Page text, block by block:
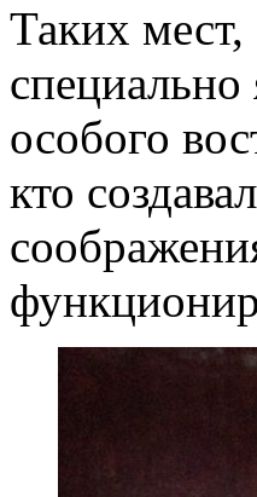
Таких
особого
кто